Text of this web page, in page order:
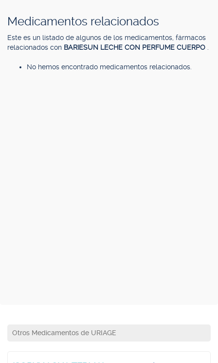
Medicamentos relacionados
Este es un listado de algunos de los medicamentos, fármacos
relacionados con BARIESUN LECHE CON PERFUME CUERPO
No hemos encontrado medicamentos relacionados.
Otros Medicamentos de URIAGE